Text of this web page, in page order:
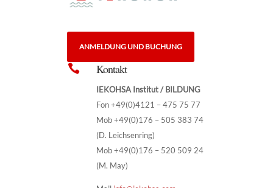
ANMELDUNG UND BUCHUNG
 Kontakt
IEKOHSA Institut / BILDUNG
Fon +49(0)4121 – 475 75 77
Mob +49(0)176 – 505 383 74
(D. Leichsenring)
Mob +49(0)176 – 520 509 24
(M. May)